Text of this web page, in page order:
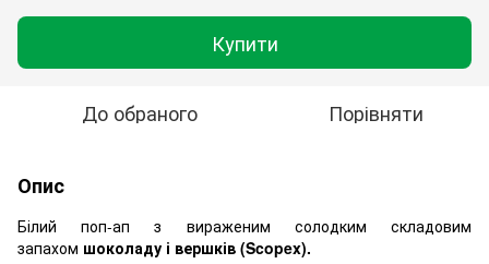
Купити
До обраного Порівняти
Опис
Білий поп-ап з вираженим солодким складовим
запахом шоколаду і вершків (Scopex).